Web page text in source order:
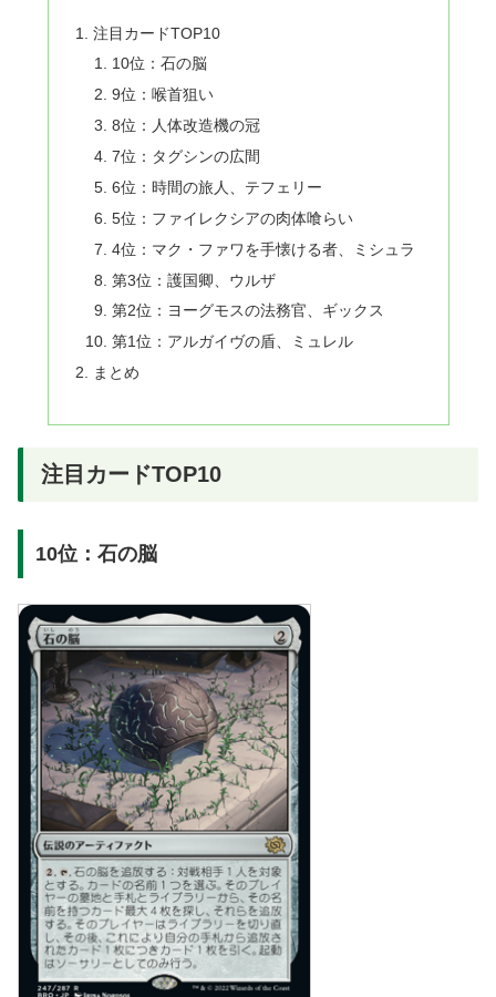
注目カードTOP10
10位：石の脳
9位：喉首狙い
8位：人体改造機の冠
7位：タグシンの広間
6位：時間の旅人、テフェリー
5位：ファイレクシアの肉体喰らい
4位：マク・ファワを手懐ける者、ミシュラ
第3位：護国卿、ウルザ
第2位：ヨーグモスの法務官、ギックス
第1位：アルガイヴの盾、ミュレル
まとめ
注目カードTOP10
10位：石の脳